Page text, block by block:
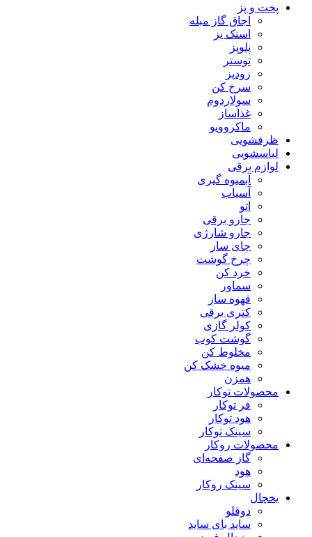
پخت و پز
اجاق گاز مبله
اسنک پز
پلوپز
توستر
زودپز
سرخ کن
سولاردوم
غذاساز
ماکروویو
ظرفشویی
لباسشویی
لوازم برقی
آبمیوه گیری
آسیاب
اتو
جارو برقی
جارو شارژی
چای ساز
چرخ گوشت
خرد کن
سماور
قهوه ساز
کتری برقی
کولر گازی
گوشت کوب
مخلوط کن
میوه خشک کن
همزن
محصولات توکار
فر توکار
هود توکار
سینک توکار
محصولات روکار
گاز صفحه‌ای
هود
سینک روکار
یخچال
دوقلو
ساید بای ساید